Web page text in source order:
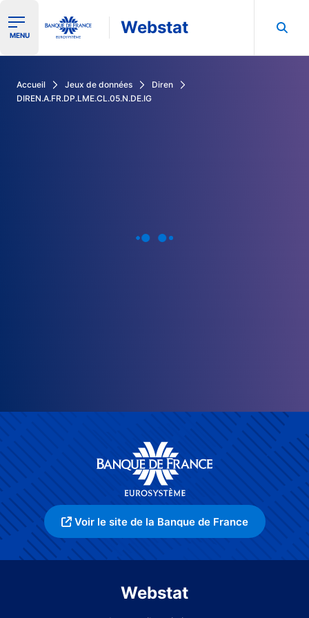
Ouvrir le menu de navigation
MENU Webstat
Accueil Jeux de données
Diren
DIREN.A.FR.DP.LME.CL.05.N.DE.IG
Voir le site de la Banque de France
Webstat